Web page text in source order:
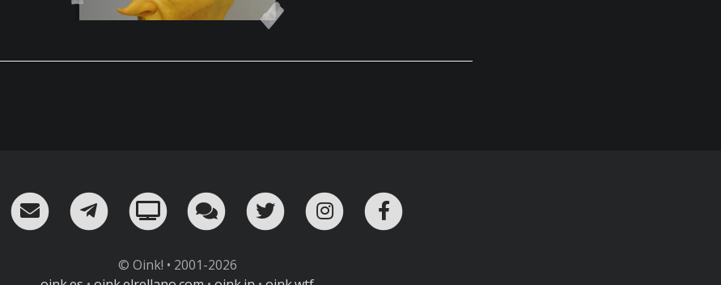
RSS ¡Mándame un email!
¡Nuestro canal en Telegram!
Oink! TV Charla con nosotros en Telegram
Twitter Instagram
© Oink! • 2001-2026